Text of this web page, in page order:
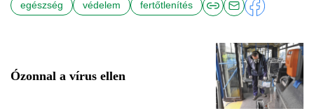
egészség védelem fertőtlenítés
Ózonnal a vírus ellen